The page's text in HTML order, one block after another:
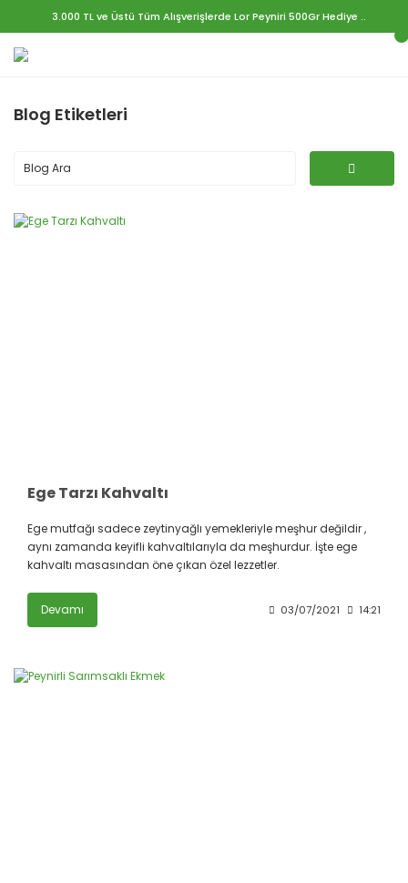
3.000 TL ve Üstü Tüm Alışverişlerde Lor Peyniri 500Gr Hediye ..
Blog Etiketleri
Ege Tarzı Kahvaltı
Ege mutfağı sadece zeytinyağlı yemekleriyle meşhur değildir ,
aynı zamanda keyifli kahvaltılarıyla da meşhurdur. İşte ege
kahvaltı masasından öne çıkan özel lezzetler.
Devamı 03/07/2021 14:21